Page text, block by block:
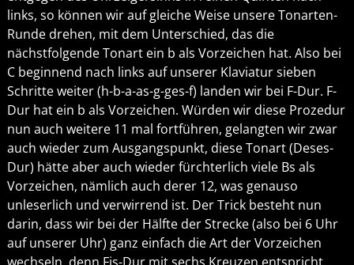
links, so können wir auf gleiche Weise unsere Tonarten-
Runde drehen, mit dem Unterschied, das die
nächstfolgende Tonart ein b als Vorzeichen hat. Also bei
C beginnend nach links auf unserer Klaviatur sieben
Schritte weiter (h-b-a-as-g-ges-f) landen wir bei F-Dur. F-
Dur hat ein b als Vorzeichen. Würden wir diese Prozedur
nun auch weitere 11 mal fortführen, gelangten wir zwar
auch wieder zum Ausgangspunkt, diese Tonart (Deses-
Dur) hätte aber auch wieder fürchterlich viele Bs als
Vorzeichen, nämlich auch derer 12, was genauso
unleserlich und verwirrend ist. Der Trick besteht nun
darin, dass wir bei der Hälfte der Strecke (also bei 6 Uhr
auf unserer Uhr) ganz einfach die Art der Vorzeichen